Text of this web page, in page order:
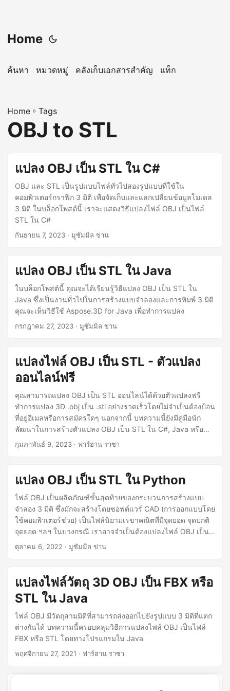
Home
ค้นหา หมวดหมู่ คลังเก็บเอกสารสำคัญ แท็ก
Home » Tags
OBJ to STL
แปลง OBJ เป็น STL ใน C#
OBJ และ STL เป็นรูปแบบไฟล์ทั่วไปสองรูปแบบที่ใช้ใน
คอมพิวเตอร์กราฟิก 3 มิติ เพื่อจัดเก็บและแลกเปลี่ยนข้อมูลโมเดล
3 มิติ ในบล็อกโพสต์นี้ เราจะแสดงวิธีแปลงไฟล์ OBJ เป็นไฟล์
STL ใน C#
กันยายน 7, 2023 · มูซัมมิล ข่าน
แปลง OBJ เป็น STL ใน Java
ในบล็อกโพสต์นี้ คุณจะได้เรียนรู้วิธีแปลง OBJ เป็น STL ใน
Java ซึ่งเป็นงานทั่วไปในการสร้างแบบจำลองและการพิมพ์ 3 มิติ
คุณจะเห็นวิธีใช้ Aspose.3D for Java เพื่อทำการแปลง
กรกฎาคม 27, 2023 · มูซัมมิล ข่าน
แปลงไฟล์ OBJ เป็น STL - ตัวแปลง
ออนไลน์ฟรี
คุณสามารถแปลง OBJ เป็น STL ออนไลน์ได้ด้วยตัวแปลงฟรี
ทำการแปลง 3D .obj เป็น .stl อย่างรวดเร็วโดยไม่จำเป็นต้องป้อน
ที่อยู่อีเมลหรือการสมัครใดๆ นอกจากนี้ บทความนี้ยังมีคู่มือนัก
พัฒนาในการสร้างตัวแปลง OBJ เป็น STL ใน C#, Java หรือ
Python ตามความต้องการของคุณ
กุมภาพันธ์ 9, 2023 · ฟาร์ฮาน ราซา
แปลง OBJ เป็น STL ใน Python
ไฟล์ OBJ เป็นผลิตภัณฑ์ขั้นสุดท้ายของกระบวนการสร้างแบบ
จำลอง 3 มิติ ซึ่งมักจะสร้างโดยซอฟต์แวร์ CAD (การออกแบบโดย
ใช้คอมพิวเตอร์ช่วย) เป็นไฟล์นิยามเรขาคณิตที่มีจุดยอด จุดปกติ
จุดยอด ฯลฯ ในบางกรณี เราอาจจำเป็นต้องแปลงไฟล์ OBJ เป็น
รูปแบบ STL ไฟล์ STL มีข้อมูลเกี่ยวกับกราฟิกแบบเวกเตอร์ 3 มิติ
ในบทความนี้ เราจะเรียนรู้วิธีแปลงไฟล์ OBJ เป็นรูปแบบ STL
ตุลาคม 6, 2022 · มูซัมมิล ข่าน
แปลงไฟล์วัตถุ 3D OBJ เป็น FBX หรือ
STL ใน Java
ไฟล์ OBJ มีวัตถุสามมิติที่สามารถส่งออกไปยังรูปแบบ 3 มิติที่แตก
ต่างกันได้ บทความนี้ครอบคลุมวิธีการแปลงไฟล์ OBJ เป็นไฟล์
FBX หรือ STL โดยทางโปรแกรมใน Java
พฤศจิกายน 27, 2021 · ฟาร์ฮาน ราซา